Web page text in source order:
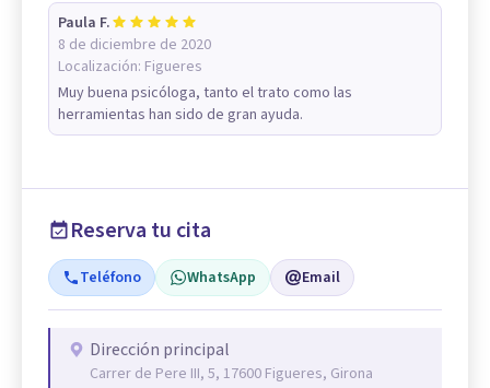
Paula F.
8 de diciembre de 2020
Localización: Figueres
Muy buena psicóloga, tanto el trato como las
herramientas han sido de gran ayuda.
Reserva tu cita
Teléfono WhatsApp Email
Dirección principal
Carrer de Pere III, 5, 17600 Figueres, Girona